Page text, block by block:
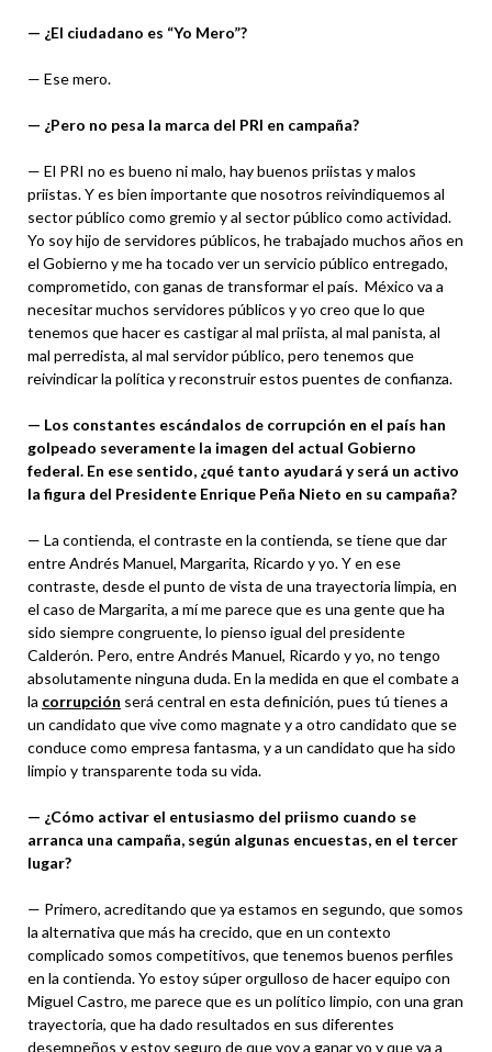
— ¿El ciudadano es “Yo Mero”?
— Ese mero.
— ¿Pero no pesa la marca del PRI en campaña?
— El PRI no es bueno ni malo, hay buenos priistas y malos
priistas. Y es bien importante que nosotros reivindiquemos al
sector público como gremio y al sector público como actividad.
Yo soy hijo de servidores públicos, he trabajado muchos años en
el Gobierno y me ha tocado ver un servicio público entregado,
comprometido, con ganas de transformar el país. México va a
necesitar muchos servidores públicos y yo creo que lo que
tenemos que hacer es castigar al mal priista, al mal panista, al
mal perredista, al mal servidor público, pero tenemos que
reivindicar la política y reconstruir estos puentes de confianza.
— Los constantes escándalos de corrupción en el país han
golpeado severamente la imagen del actual Gobierno
federal. En ese sentido, ¿qué tanto ayudará y será un activo
la figura del Presidente Enrique Peña Nieto en su campaña?
— La contienda, el contraste en la contienda, se tiene que dar
entre Andrés Manuel, Margarita, Ricardo y yo. Y en ese
contraste, desde el punto de vista de una trayectoria limpia, en
el caso de Margarita, a mí me parece que es una gente que ha
sido siempre congruente, lo pienso igual del presidente
Calderón. Pero, entre Andrés Manuel, Ricardo y yo, no tengo
absolutamente ninguna duda. En la medida en que el combate a
la corrupción será central en esta definición, pues tú tienes a
un candidato que vive como magnate y a otro candidato que se
conduce como empresa fantasma, y a un candidato que ha sido
limpio y transparente toda su vida.
— ¿Cómo activar el entusiasmo del priismo cuando se
arranca una campaña, según algunas encuestas, en el tercer
lugar?
— Primero, acreditando que ya estamos en segundo, que somos
la alternativa que más ha crecido, que en un contexto
complicado somos competitivos, que tenemos buenos perfiles
en la contienda. Yo estoy súper orgulloso de hacer equipo con
Miguel Castro, me parece que es un político limpio, con una gran
trayectoria, que ha dado resultados en sus diferentes
desempeños y estoy seguro de que voy a ganar yo y que va a